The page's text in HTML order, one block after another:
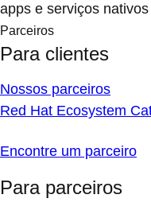
apps e serviços
Parceiros
Para clientes
Nossos parceiros
Red Hat Ecosystem
Encontre um parceiro
Para parceiros